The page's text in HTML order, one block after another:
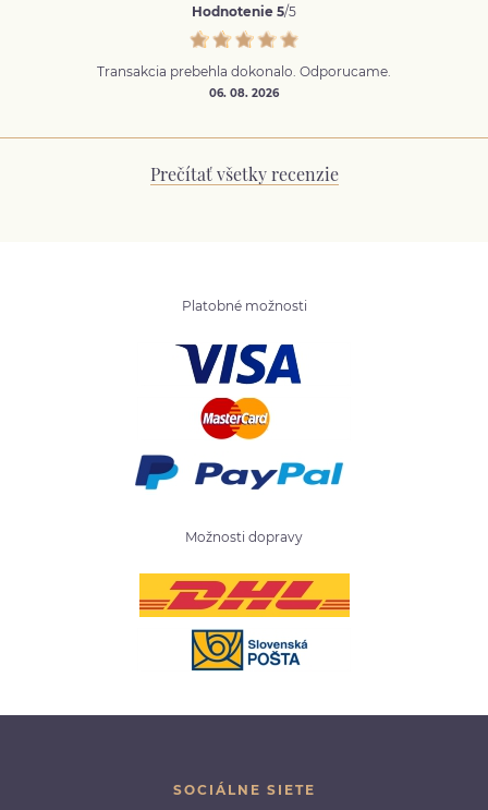
Hodnotenie 5/5
Transakcia prebehla dokonalo. Odporucame.
06. 08. 2026
Prečítať všetky recenzie
Platobné možnosti
Možnosti dopravy
SOCIÁLNE SIETE